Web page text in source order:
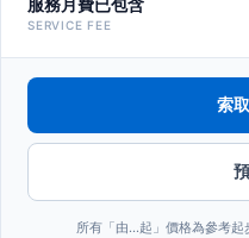
服務月費已包含
SERVICE FEE
索
所有「由…起」價格為參考起